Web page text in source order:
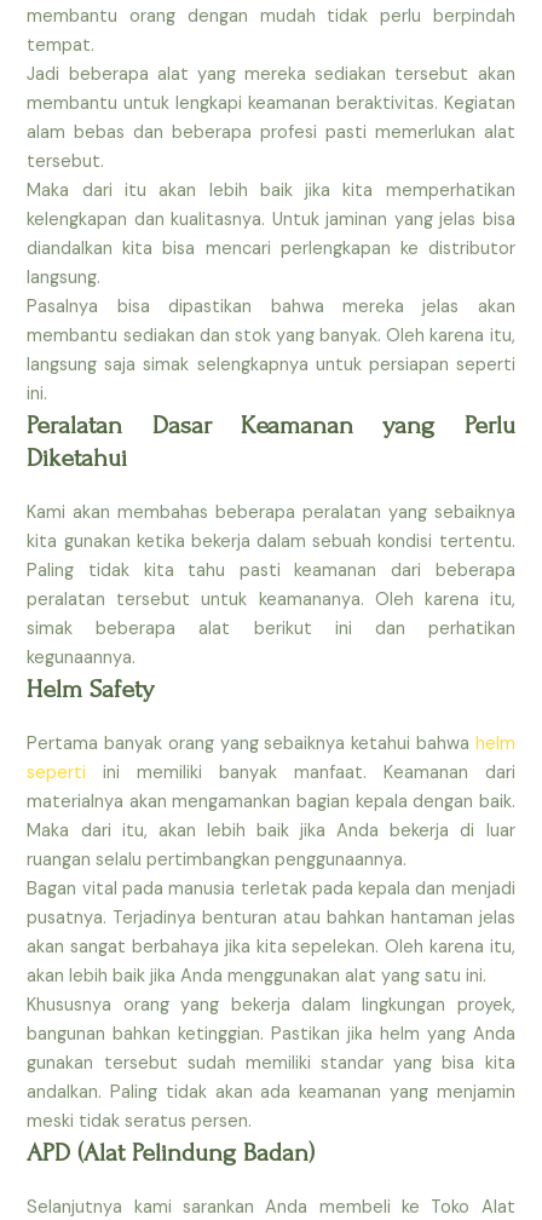
membantu orang dengan mudah tidak perlu berpindah
tempat.
Jadi beberapa alat yang mereka sediakan tersebut akan
membantu untuk lengkapi keamanan beraktivitas. Kegiatan
alam bebas dan beberapa profesi pasti memerlukan alat
tersebut.
Maka dari itu akan lebih baik jika kita memperhatikan
kelengkapan dan kualitasnya. Untuk jaminan yang jelas bisa
diandalkan kita bisa mencari perlengkapan ke distributor
langsung.
Pasalnya bisa dipastikan bahwa mereka jelas akan
membantu sediakan dan stok yang banyak. Oleh karena itu,
langsung saja simak selengkapnya untuk persiapan seperti
ini.
Peralatan Dasar Keamanan yang Perlu
Diketahui
Kami akan membahas beberapa peralatan yang sebaiknya
kita gunakan ketika bekerja dalam sebuah kondisi tertentu.
Paling tidak kita tahu pasti keamanan dari beberapa
peralatan tersebut untuk keamananya. Oleh karena itu,
simak beberapa alat berikut ini dan perhatikan
kegunaannya.
Helm Safety
Pertama banyak orang yang sebaiknya ketahui bahwa helm
seperti ini memiliki banyak manfaat. Keamanan dari
materialnya akan mengamankan bagian kepala dengan baik.
Maka dari itu, akan lebih baik jika Anda bekerja di luar
ruangan selalu pertimbangkan penggunaannya.
Bagan vital pada manusia terletak pada kepala dan menjadi
pusatnya. Terjadinya benturan atau bahkan hantaman jelas
akan sangat berbahaya jika kita sepelekan. Oleh karena itu,
akan lebih baik jika Anda menggunakan alat yang satu ini.
Khususnya orang yang bekerja dalam lingkungan proyek,
bangunan bahkan ketinggian. Pastikan jika helm yang Anda
gunakan tersebut sudah memiliki standar yang bisa kita
andalkan. Paling tidak akan ada keamanan yang menjamin
meski tidak seratus persen.
APD (Alat Pelindung Badan)
Selanjutnya kami sarankan Anda membeli ke Toko Alat